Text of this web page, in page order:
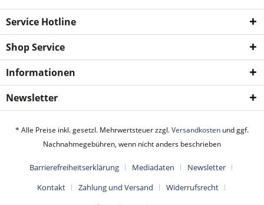
Service Hotline
Shop Service
Informationen
Newsletter
* Alle Preise inkl. gesetzl. Mehrwertsteuer zzgl.Versandkosten und ggf.
Nachnahmegebühren, wenn nicht anders beschrieben
Barrierefreiheitserklärung Mediadaten
Newsletter
Kontakt
Zahlung und Versand
Widerrufsrecht